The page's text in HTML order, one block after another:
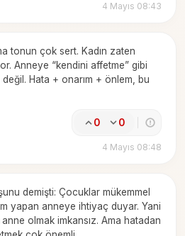
4 Mayıs 08:43
tonun çok sert. Kadın zaten
Anneye “kendini affetme” gibi
Hata + onarım + önlem, bu
0 0
4 Mayıs 08:48
demişti: Çocuklar mükemmel
yapan anneye ihtiyaç duyar. Yani
olmak imkansız. Ama hatadan